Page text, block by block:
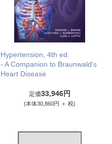
Hypertension, 4th ed.
- A Companion to Braunwald's
Heart Disease
定価33,946円
(本体30,860円 ＋ 税)